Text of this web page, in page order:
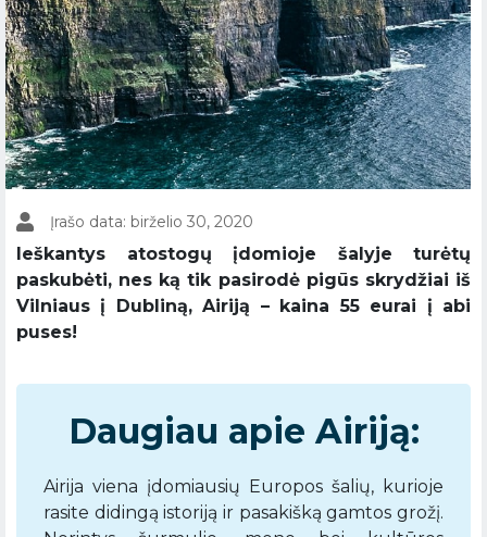
Įrašo data: birželio 30, 2020
Ieškantys atostogų įdomioje šalyje turėtų
paskubėti, nes ką tik pasirodė pigūs skrydžiai iš
Vilniaus į Dubliną, Airiją – kaina 55 eurai į abi
puses!
Daugiau apie Airiją:
Airija viena įdomiausių Europos šalių, kurioje
rasite didingą istoriją ir pasakišką gamtos grožį.